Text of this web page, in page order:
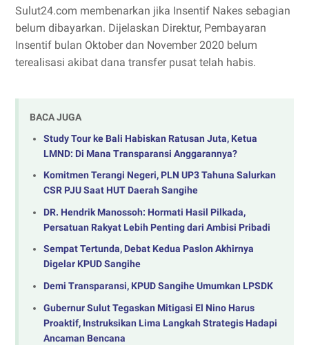
Sulut24.com membenarkan jika Insentif Nakes sebagian
belum dibayarkan. Dijelaskan Direktur, Pembayaran
Insentif bulan Oktober dan November 2020 belum
terealisasi akibat dana transfer pusat telah habis.
BACA JUGA
Study Tour ke Bali Habiskan Ratusan Juta, Ketua
LMND: Di Mana Transparansi Anggarannya?
Komitmen Terangi Negeri, PLN UP3 Tahuna Salurkan
CSR PJU Saat HUT Daerah Sangihe
DR. Hendrik Manossoh: Hormati Hasil Pilkada,
Persatuan Rakyat Lebih Penting dari Ambisi Pribadi
Sempat Tertunda, Debat Kedua Paslon Akhirnya
Digelar KPUD Sangihe
Demi Transparansi, KPUD Sangihe Umumkan LPSDK
Gubernur Sulut Tegaskan Mitigasi El Nino Harus
Proaktif, Instruksikan Lima Langkah Strategis Hadapi
Ancaman Bencana